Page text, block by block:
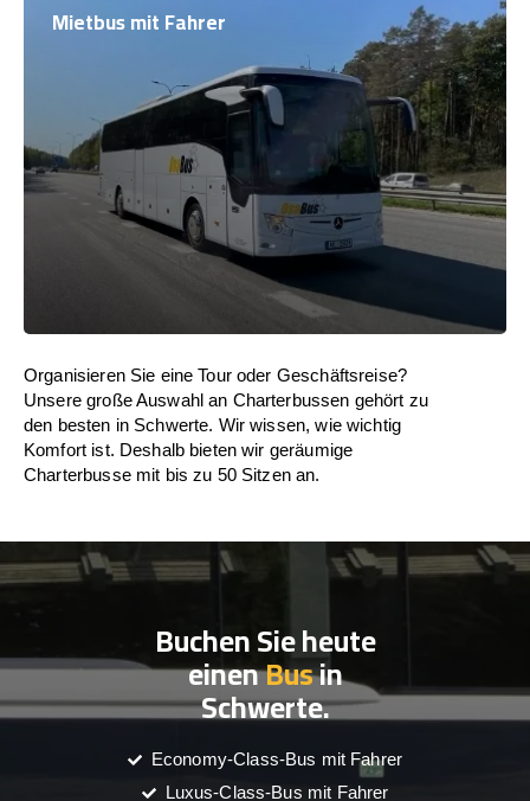
Mietbus mit Fahrer
Organisieren Sie eine Tour oder Geschäftsreise?
Unsere große Auswahl an Charterbussen gehört zu
den besten in Schwerte. Wir wissen, wie wichtig
Komfort ist. Deshalb bieten wir geräumige
Charterbusse mit bis zu 50 Sitzen an.
Buchen Sie heute
einenBusin
Schwerte.
Economy-Class-Bus mit Fahrer
Luxus-Class-Bus mit Fahrer